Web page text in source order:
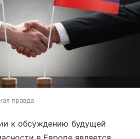
правда
к обсуждению будущей